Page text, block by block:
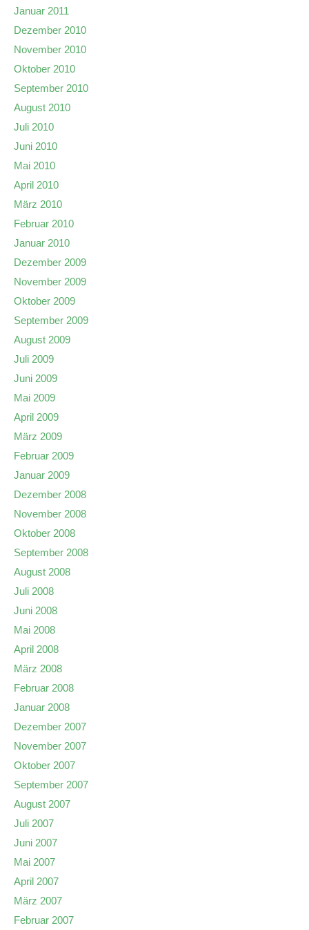
Januar 2011
Dezember 2010
November 2010
Oktober 2010
September 2010
August 2010
Juli 2010
Juni 2010
Mai 2010
April 2010
März 2010
Februar 2010
Januar 2010
Dezember 2009
November 2009
Oktober 2009
September 2009
August 2009
Juli 2009
Juni 2009
Mai 2009
April 2009
März 2009
Februar 2009
Januar 2009
Dezember 2008
November 2008
Oktober 2008
September 2008
August 2008
Juli 2008
Juni 2008
Mai 2008
April 2008
März 2008
Februar 2008
Januar 2008
Dezember 2007
November 2007
Oktober 2007
September 2007
August 2007
Juli 2007
Juni 2007
Mai 2007
April 2007
März 2007
Februar 2007